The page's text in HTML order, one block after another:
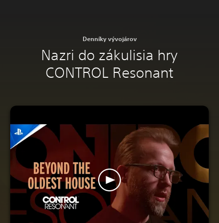
Denníky vývojárov
Nazri do zákulisia hry
CONTROL Resonant